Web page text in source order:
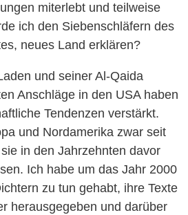
miterlebt und teilweise
ich den Siebenschläfern des
neues Land erklären?
und seiner Al-Qaida
Anschläge in den USA haben
Tendenzen verstärkt.
und Nordamerika zwar seit
in den Jahrzehnten davor
Ich habe um das Jahr 2000
zu tun gehabt, ihre Texte
herausgegeben und darüber